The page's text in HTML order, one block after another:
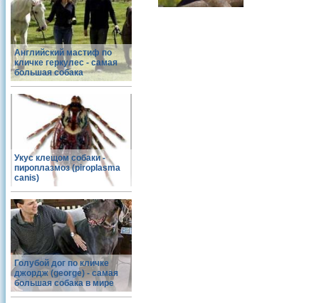
Английский мастиф по
кличке геркулес - самая
большая собака
Укус клещом собаки -
пироплазмоз (piroplasma
canis)
Голубой дог по кличке
джордж (george) - самая
большая собака в мире